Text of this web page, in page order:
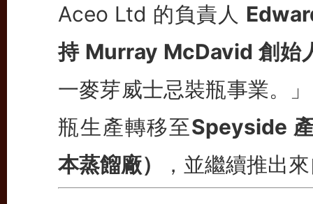
Aceo Ltd 的負責人
持 Murray McDavid 創始
一麥芽威士忌裝瓶事業。
瓶生產轉移至Speyside
本蒸餾廠）
，並繼續推出